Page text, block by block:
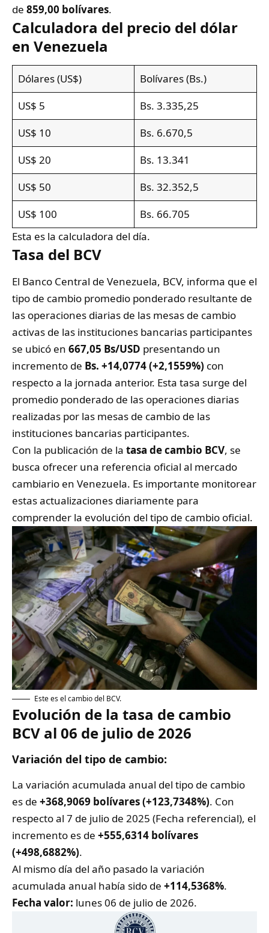
de 859,00 bolívares.
Calculadora del precio del dólar
en Venezuela
Dólares (US$)
Bolívares (Bs.)
US$ 5
Bs. 3.335,25
US$ 10
Bs. 6.670,5
US$ 20
Bs. 13.341
US$ 50
Bs. 32.352,5
US$ 100
Bs. 66.705
Esta es la calculadora del día.
Tasa del BCV
El Banco Central de Venezuela, BCV, informa que el
tipo de cambio promedio ponderado resultante de
las operaciones diarias de las mesas de cambio
activas de las instituciones bancarias participantes
se ubicó en 667,05 Bs/USD presentando un
incremento de Bs. +14,0774 (+2,1559%) con
respecto a la jornada anterior. Esta tasa surge del
promedio ponderado de las operaciones diarias
realizadas por las mesas de cambio de las
instituciones bancarias participantes.
Con la publicación de la tasa de cambio BCV, se
busca ofrecer una referencia oficial al mercado
cambiario en Venezuela. Es importante monitorear
estas actualizaciones diariamente para
comprender la evolución del tipo de cambio oficial.
Este es el cambio del BCV.
Evolución de la tasa de cambio
BCV al 06 de julio de 2026
Variación del tipo de cambio:
La variación acumulada anual del tipo de cambio
es de +368,9069 bolívares (+123,7348%). Con
respecto al 7 de julio de 2025 (Fecha referencial), el
incremento es de +555,6314 bolívares
(+498,6882%).
Al mismo día del año pasado la variación
acumulada anual había sido de +114,5368%.
Fecha valor: lunes 06 de julio de 2026.